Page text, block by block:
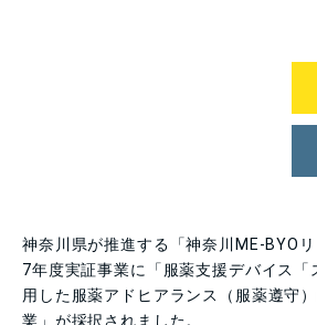
神奈川県が推進する「神奈川ME-BYO
7年度実証事業に「服薬支援デバイス「
用した服薬アドヒアランス（服薬遵守
業」が採択されました。